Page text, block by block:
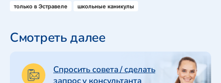
только в Эстравеле
школьные каникулы
Смотреть далее
Спросить совета / сделать